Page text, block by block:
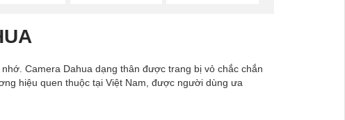
Camera Dahua dạng thân được trang bị vỏ chắc chắn
hiệu quen thuộc tại Việt Nam, được người dùng ưa